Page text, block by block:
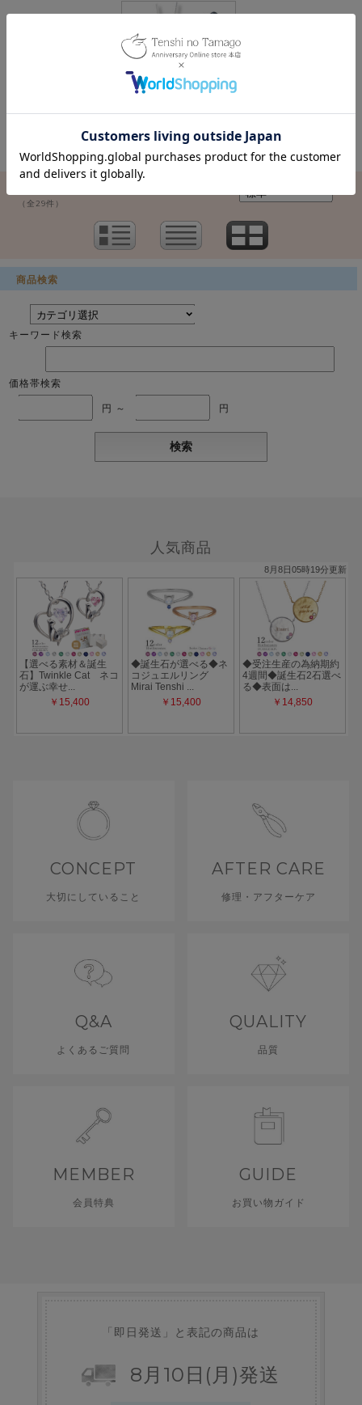
（全29件）
商品検索
キーワード検索
価格帯検索
円 ～ 円
人気商品
CONCEPT
大切にしていること
AFTER CARE
修理・アフターケア
Q&A
よくあるご質問
QUALITY
品質
MEMBER
会員特典
GUIDE
お買い物ガイド
「即日発送」と表記の商品は
8 月 10 日 (月)発送